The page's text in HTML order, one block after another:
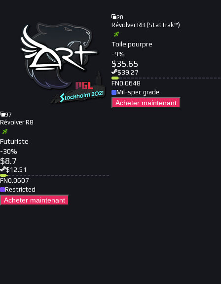
97
Révolver R8
Futuriste
-30%
$8.7
$12.51
FN0.0607
Restricted
Acheter maintenant
20
Révolver R8 (StatTrak™)
Toile pourpre
-9%
$35.65
$39.27
FN0.0648
Mil-spec grade
Acheter maintenant